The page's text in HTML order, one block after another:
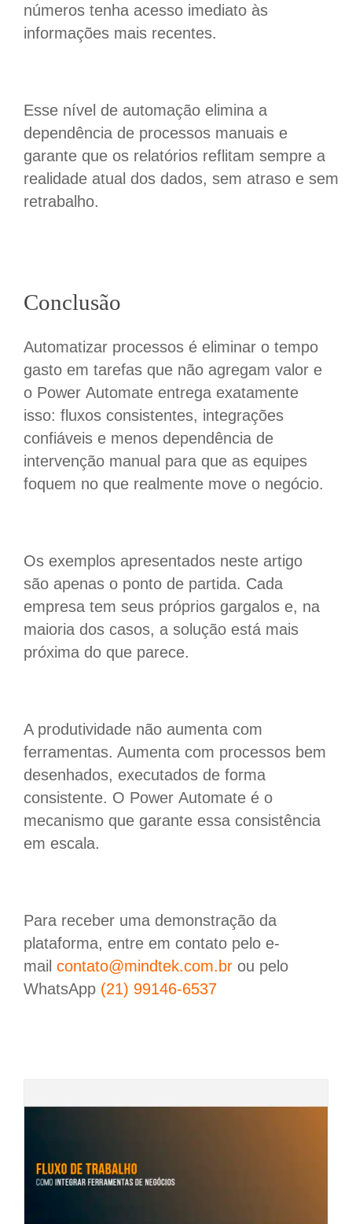
números tenha acesso imediato às
informações mais recentes.
Esse nível de automação elimina a
dependência de processos manuais e
garante que os relatórios reflitam sempre a
realidade atual dos dados, sem atraso e sem
retrabalho.
Conclusão
Automatizar processos é eliminar o tempo
gasto em tarefas que não agregam valor e
o Power Automate entrega exatamente
isso: fluxos consistentes, integrações
confiáveis e menos dependência de
intervenção manual para que as equipes
foquem no que realmente move o negócio.
Os exemplos apresentados neste artigo
são apenas o ponto de partida. Cada
empresa tem seus próprios gargalos e, na
maioria dos casos, a solução está mais
próxima do que parece.
A produtividade não aumenta com
ferramentas. Aumenta com processos bem
desenhados, executados de forma
consistente. O Power Automate é o
mecanismo que garante essa consistência
em escala.
Para receber uma demonstração da
plataforma, entre em contato pelo e-
mail contato@mindtek.com.brou pelo
WhatsApp (21) 99146-6537
Quais aplicativos podem ser integrados com